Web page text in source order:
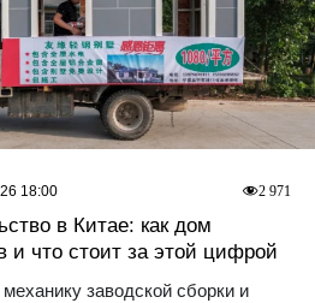
в Китае: как дом
и что стоит за этой цифрой
заводской сборки и
2 971
18:00